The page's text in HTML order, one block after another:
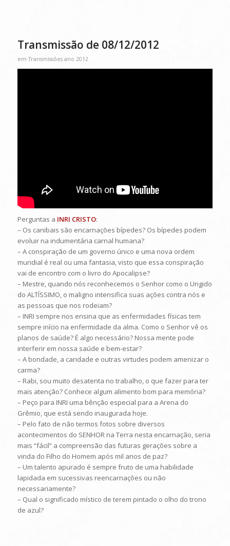
Transmissão de 08/12/2012
emTransmissões ano 2012
Perguntas a INRI CRISTO:
– Os canibais são encarnações bípedes? Os bípedes podem
evoluir na indumentária carnal humana?
– A conspiração de um governo único e uma nova ordem
mundial é real ou uma fantasia, visto que essa conspiração
vai de encontro com o livro do Apocalipse?
– Mestre, quando nós reconhecemos o Senhor como o Ungido
do ALTÍSSIMO, o maligno intensifica suas ações contra nós e
as pessoas que nos rodeiam?
– INRI sempre nos ensina que as enfermidades físicas tem
sempre início na enfermidade da alma. Como o Senhor vê os
planos de saúde? É algo necessário? Nossa mente pode
interferir em nossa saúde e bem-estar?
– A bondade, a caridade e outras virtudes podem amenizar o
carma?
– Rabi, sou muito desatenta no trabalho, o que fazer para ter
mais atenção? Conhece algum alimento bom para memória?
– Peço para INRI uma bênção especial para a Arena do
Grêmio, que está sendo inaugurada hoje.
– Pelo fato de não termos fotos sobre diversos
acontecimentos do SENHOR na Terra nesta encarnação, seria
mais “fácil” a compreensão das futuras gerações sobre a
vinda do Filho do Homem após mil anos de paz?
– Um talento apurado é sempre fruto de uma habilidade
lapidada em sucessivas reencarnações ou não
necessariamente?
– Qual o significado místico de terem pintado o olho do trono
de azul?